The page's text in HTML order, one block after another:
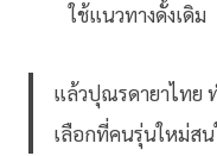
ใช้แนวทางดั้งเดิม
แล้วปุณรดายาไทย
เลือกที่คนรุ่นใหม่สน